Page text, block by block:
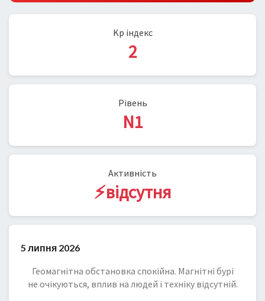
Kp індекс
2
Рівень
N1
Активність
⚡відсутня
5 липня 2026
Геомагнітна обстановка спокійна. Магнітні бурі
не очікуються, вплив на людей і техніку відсутній.